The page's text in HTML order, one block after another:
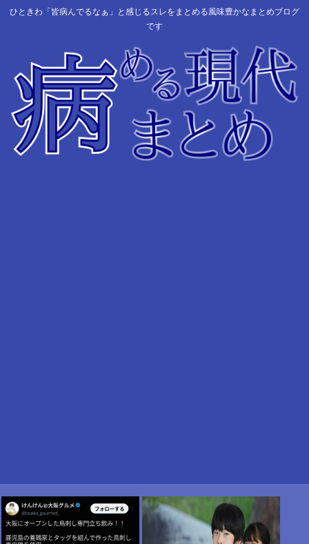
ひときわ「皆病んでるなぁ」と感じるスレをまとめる風味豊かなまとめブログ
です